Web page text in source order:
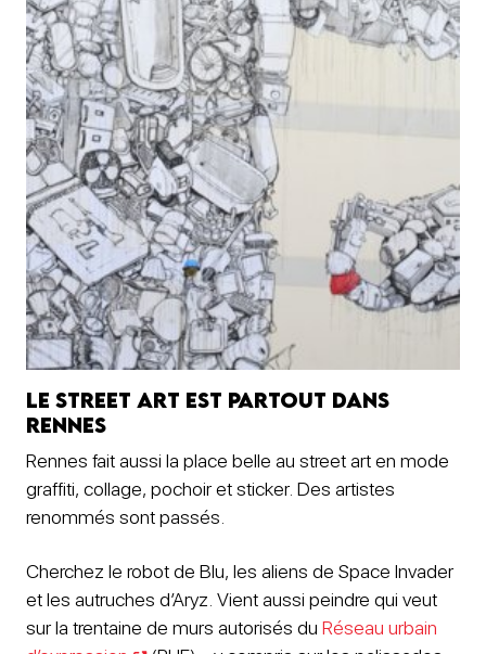
Le street art est partout dans
Rennes
Rennes fait aussi la place belle au street art en mode
graffiti, collage, pochoir et sticker. Des artistes
renommés sont passés.
Cherchez le robot de Blu, les aliens de Space Invader
et les autruches d’Aryz. Vient aussi peindre qui veut
sur la trentaine de murs autorisés du Réseau urbain